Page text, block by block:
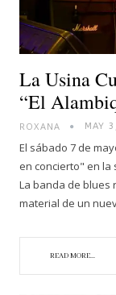
La Usina
“El
ROXANA MAY
El sábado 7 de
en concierto" en la
La banda de blues
material de un
READ MORE...